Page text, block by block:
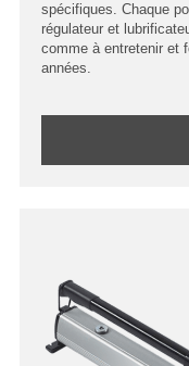
spécifiques. Chaque
régulateur et
comme à entretenir et
années.